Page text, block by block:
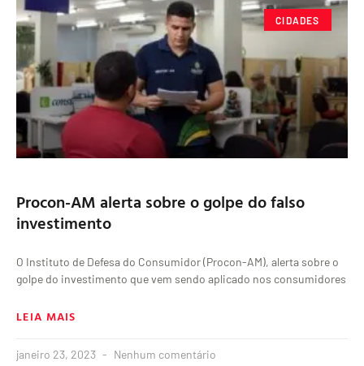
CIDADES
Procon-AM alerta sobre o golpe do falso
investimento
O Instituto de Defesa do Consumidor (Procon-AM), alerta sobre o
golpe do investimento que vem sendo aplicado nos consumidores
LEIA MAIS
janeiro 23, 2023 Nenhum comentário